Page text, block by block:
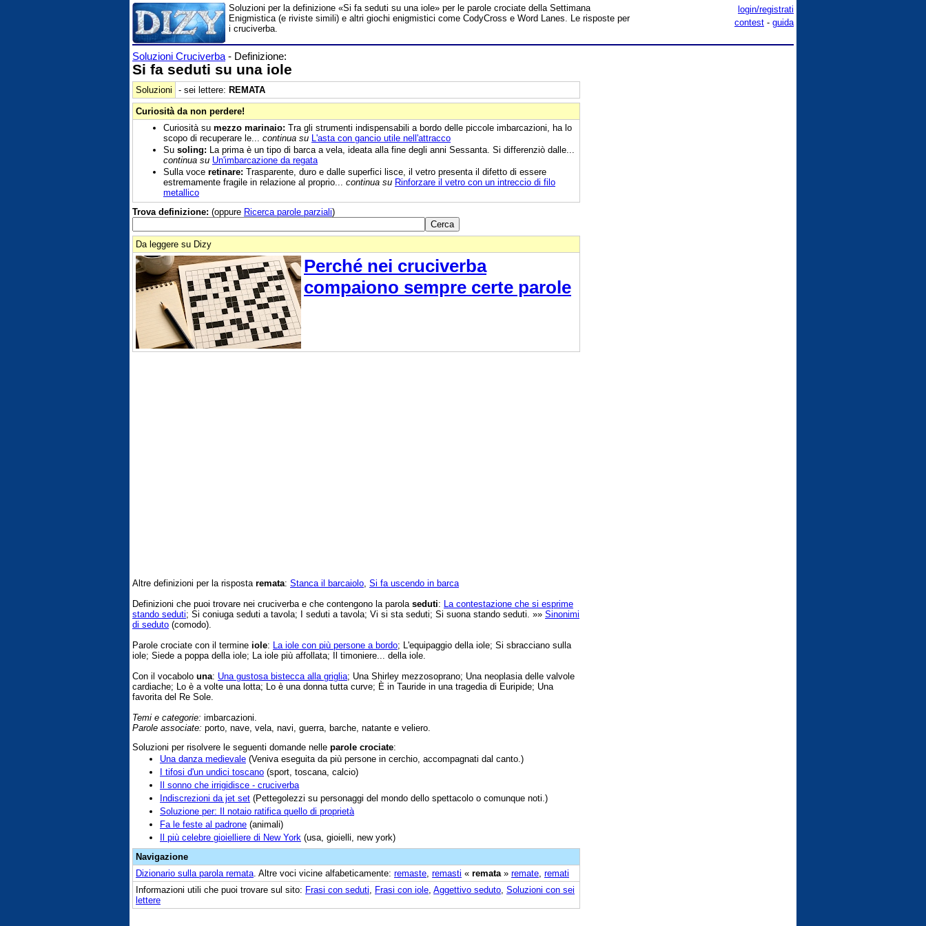
login/registrati
contest - guida
Soluzioni per la definizione «Si fa seduti su una iole» per le parole crociate della Settimana
Enigmistica (e riviste simili) e altri giochi enigmistici come CodyCross e Word Lanes. Le risposte per
i cruciverba.
Soluzioni Cruciverba - Definizione:
Si fa seduti su una iole
Soluzioni - sei lettere: REMATA
Curiosità da non perdere!
Curiosità su mezzo marinaio: Tra gli strumenti indispensabili a bordo delle piccole imbarcazioni, ha lo
scopo di recuperare le... continua su L'asta con gancio utile nell'attracco
Su soling: La prima è un tipo di barca a vela, ideata alla fine degli anni Sessanta. Si differenziò dalle...
continua su Un'imbarcazione da regata
Sulla voce retinare: Trasparente, duro e dalle superfici lisce, il vetro presenta il difetto di essere
estremamente fragile in relazione al proprio... continua su Rinforzare il vetro con un intreccio di filo
metallico
Trova definizione: (oppure Ricerca parole parziali)
Da leggere su Dizy
Perché nei cruciverba
compaiono sempre certe parole
Altre definizioni per la risposta remata: Stanca il barcaiolo Si fa uscendo in barca
Definizioni che puoi trovare nei cruciverba e che contengono la parola seduti: La contestazione che si esprime
stando seduti; Si coniuga seduti a tavola; I seduti a tavola; Vi si sta seduti; Si suona stando seduti. »» Sinonimi
di seduto (comodo).
Parole crociate con il termine iole: La iole con più persone a bordo; L'equipaggio della iole; Si sbracciano sulla
iole; Siede a poppa della iole; La iole più affollata; Il timoniere... della iole.
Con il vocabolo una: Una gustosa bistecca alla griglia; Una Shirley mezzosoprano; Una neoplasia delle valvole
cardiache; Lo è a volte una lotta; Lo è una donna tutta curve; È in Tauride in una tragedia di Euripide; Una
favorita del Re Sole.
Temi e categorie: imbarcazioni.
Parole associate: porto, nave, vela, navi, guerra, barche, natante e veliero.
Soluzioni per risolvere le seguenti domande nelle parole crociate:
Una danza medievale (Veniva eseguita da più persone in cerchio, accompagnati dal canto.)
I tifosi d'un undici toscano (sport, toscana, calcio)
Il sonno che irrigidisce - cruciverba
Indiscrezioni da jet set (Pettegolezzi su personaggi del mondo dello spettacolo o comunque noti.)
Soluzione per: Il notaio ratifica quello di proprietà
Fa le feste al padrone (animali)
Il più celebre gioielliere di New York (usa, gioielli, new york)
Navigazione
Dizionario sulla parola remata . Altre voci vicine alfabeticamente: remaste remasti « remata » remate remati
Informazioni utili che puoi trovare sul sito: Frasi con seduti Frasi con iole Aggettivo seduto Soluzioni con sei
lettere